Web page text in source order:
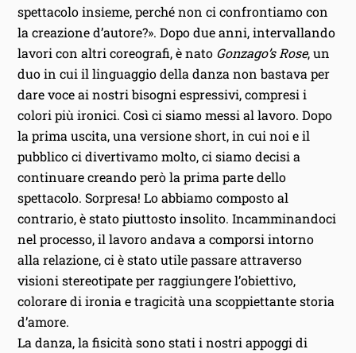
spettacolo insieme, perché non ci confrontiamo con
la creazione d’autore?». Dopo due anni, intervallando
lavori con altri coreografi, è nato Gonzago’s Rose, un
duo in cui il linguaggio della danza non bastava per
dare voce ai nostri bisogni espressivi, compresi i
colori più ironici. Così ci siamo messi al lavoro. Dopo
la prima uscita, una versione short, in cui noi e il
pubblico ci divertivamo molto, ci siamo decisi a
continuare creando però la prima parte dello
spettacolo. Sorpresa! Lo abbiamo composto al
contrario, è stato piuttosto insolito. Incamminandoci
nel processo, il lavoro andava a comporsi intorno
alla relazione, ci è stato utile passare attraverso
visioni stereotipate per raggiungere l’obiettivo,
colorare di ironia e tragicità una scoppiettante storia
d’amore.
La danza, la fisicità sono stati i nostri appoggi di